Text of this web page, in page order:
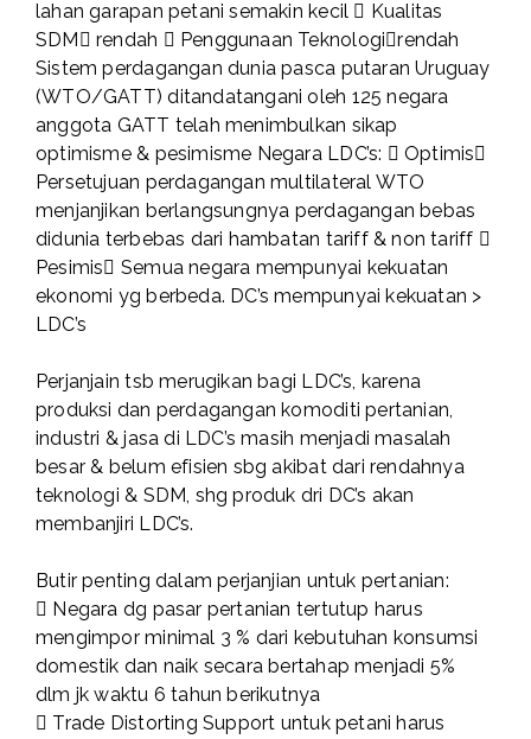
lahan garapan petani semakin kecil  Kualitas
SDM rendah  Penggunaan Teknologirendah
Sistem perdagangan dunia pasca putaran Uruguay
(WTO/GATT) ditandatangani oleh 125 negara
anggota GATT telah menimbulkan sikap
optimisme & pesimisme Negara LDC’s:  Optimis
Persetujuan perdagangan multilateral WTO
menjanjikan berlangsungnya perdagangan bebas
didunia terbebas dari hambatan tariff & non tariff 
Pesimis Semua negara mempunyai kekuatan
ekonomi yg berbeda. DC’s mempunyai kekuatan >
LDC’s
Perjanjain tsb merugikan bagi LDC’s, karena
produksi dan perdagangan komoditi pertanian,
industri & jasa di LDC’s masih menjadi masalah
besar & belum efisien sbg akibat dari rendahnya
teknologi & SDM, shg produk dri DC’s akan
membanjiri LDC’s.
Butir penting dalam perjanjian untuk pertanian:
 Negara dg pasar pertanian tertutup harus
mengimpor minimal 3 % dari kebutuhan konsumsi
domestik dan naik secara bertahap menjadi 5%
dlm jk waktu 6 tahun berikutnya
 Trade Distorting Support untuk petani harus